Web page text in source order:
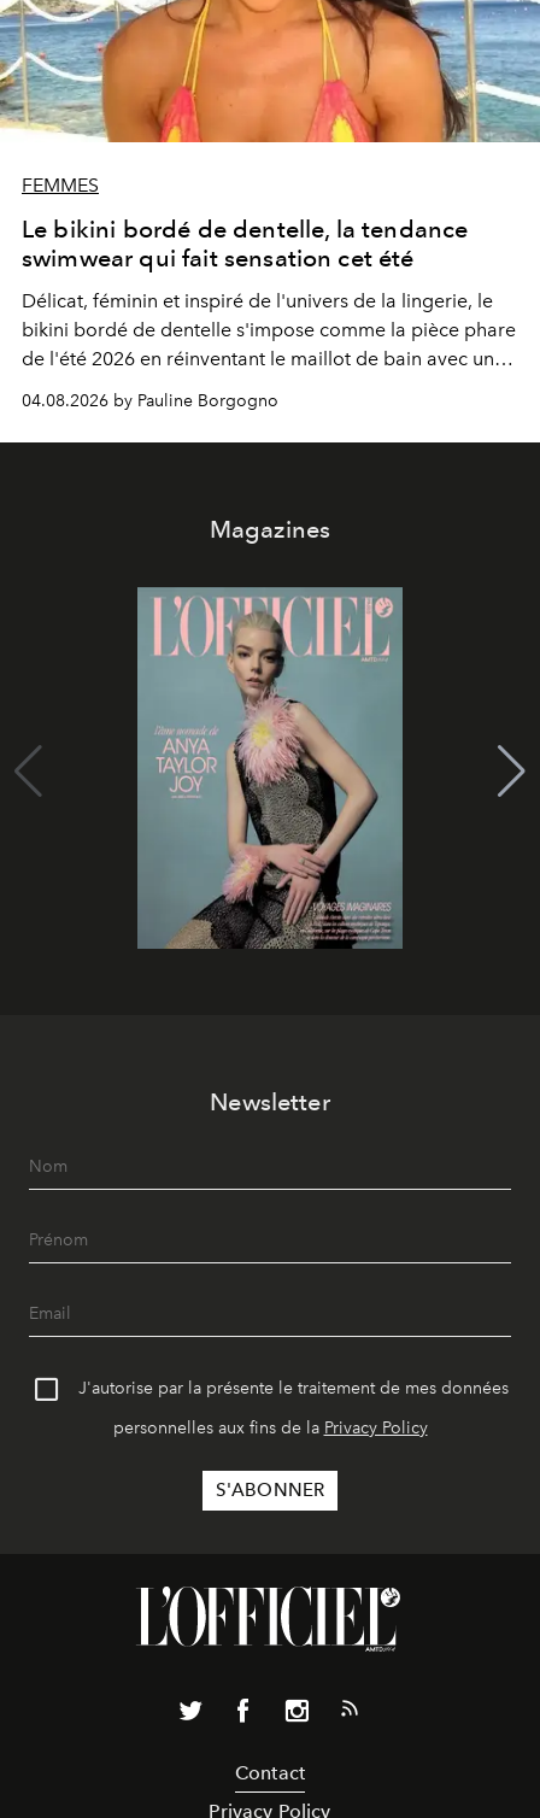
FEMMES
Le bikini bordé de dentelle, la tendance
swimwear qui fait sensation cet été
Délicat, féminin et inspiré de l'univers de la lingerie, le
bikini bordé de dentelle s'impose comme la pièce phare
de l'été 2026 en réinventant le maillot de bain avec une
04.08.2026 by Pauline Borgogno
Magazines
Newsletter
J'autorise par la présente le traitement de mes données
personnelles aux fins de la Privacy Policy
Contact
Privacy Policy